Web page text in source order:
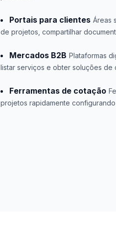
Portais para clientes Áreas
de projetos, compartilhar
Mercados B2B Plataformas
listar serviços e obter soluções de
Ferramentas de cotação
projetos rapidamente